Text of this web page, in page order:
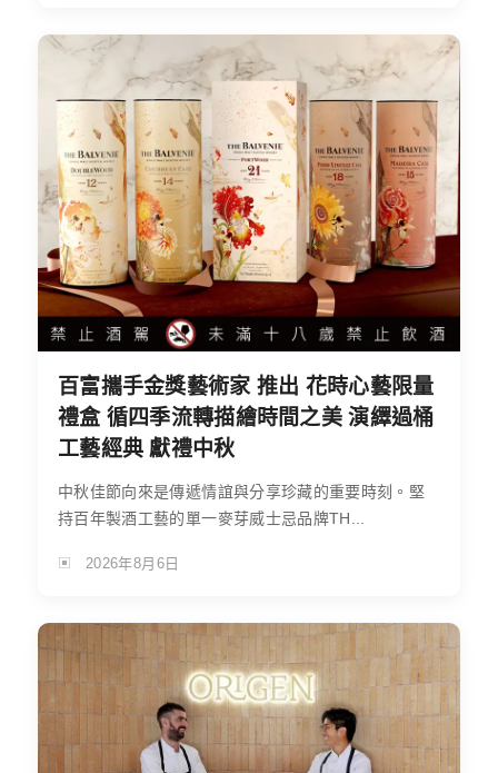
百富攜手金獎藝術家 推出 花時心藝限量
禮盒 循四季流轉描繪時間之美 演繹過桶
工藝經典 獻禮中秋
中秋佳節向來是傳遞情誼與分享珍藏的重要時刻。堅
持百年製酒工藝的單一麥芽威士忌品牌TH...
2026年8月6日